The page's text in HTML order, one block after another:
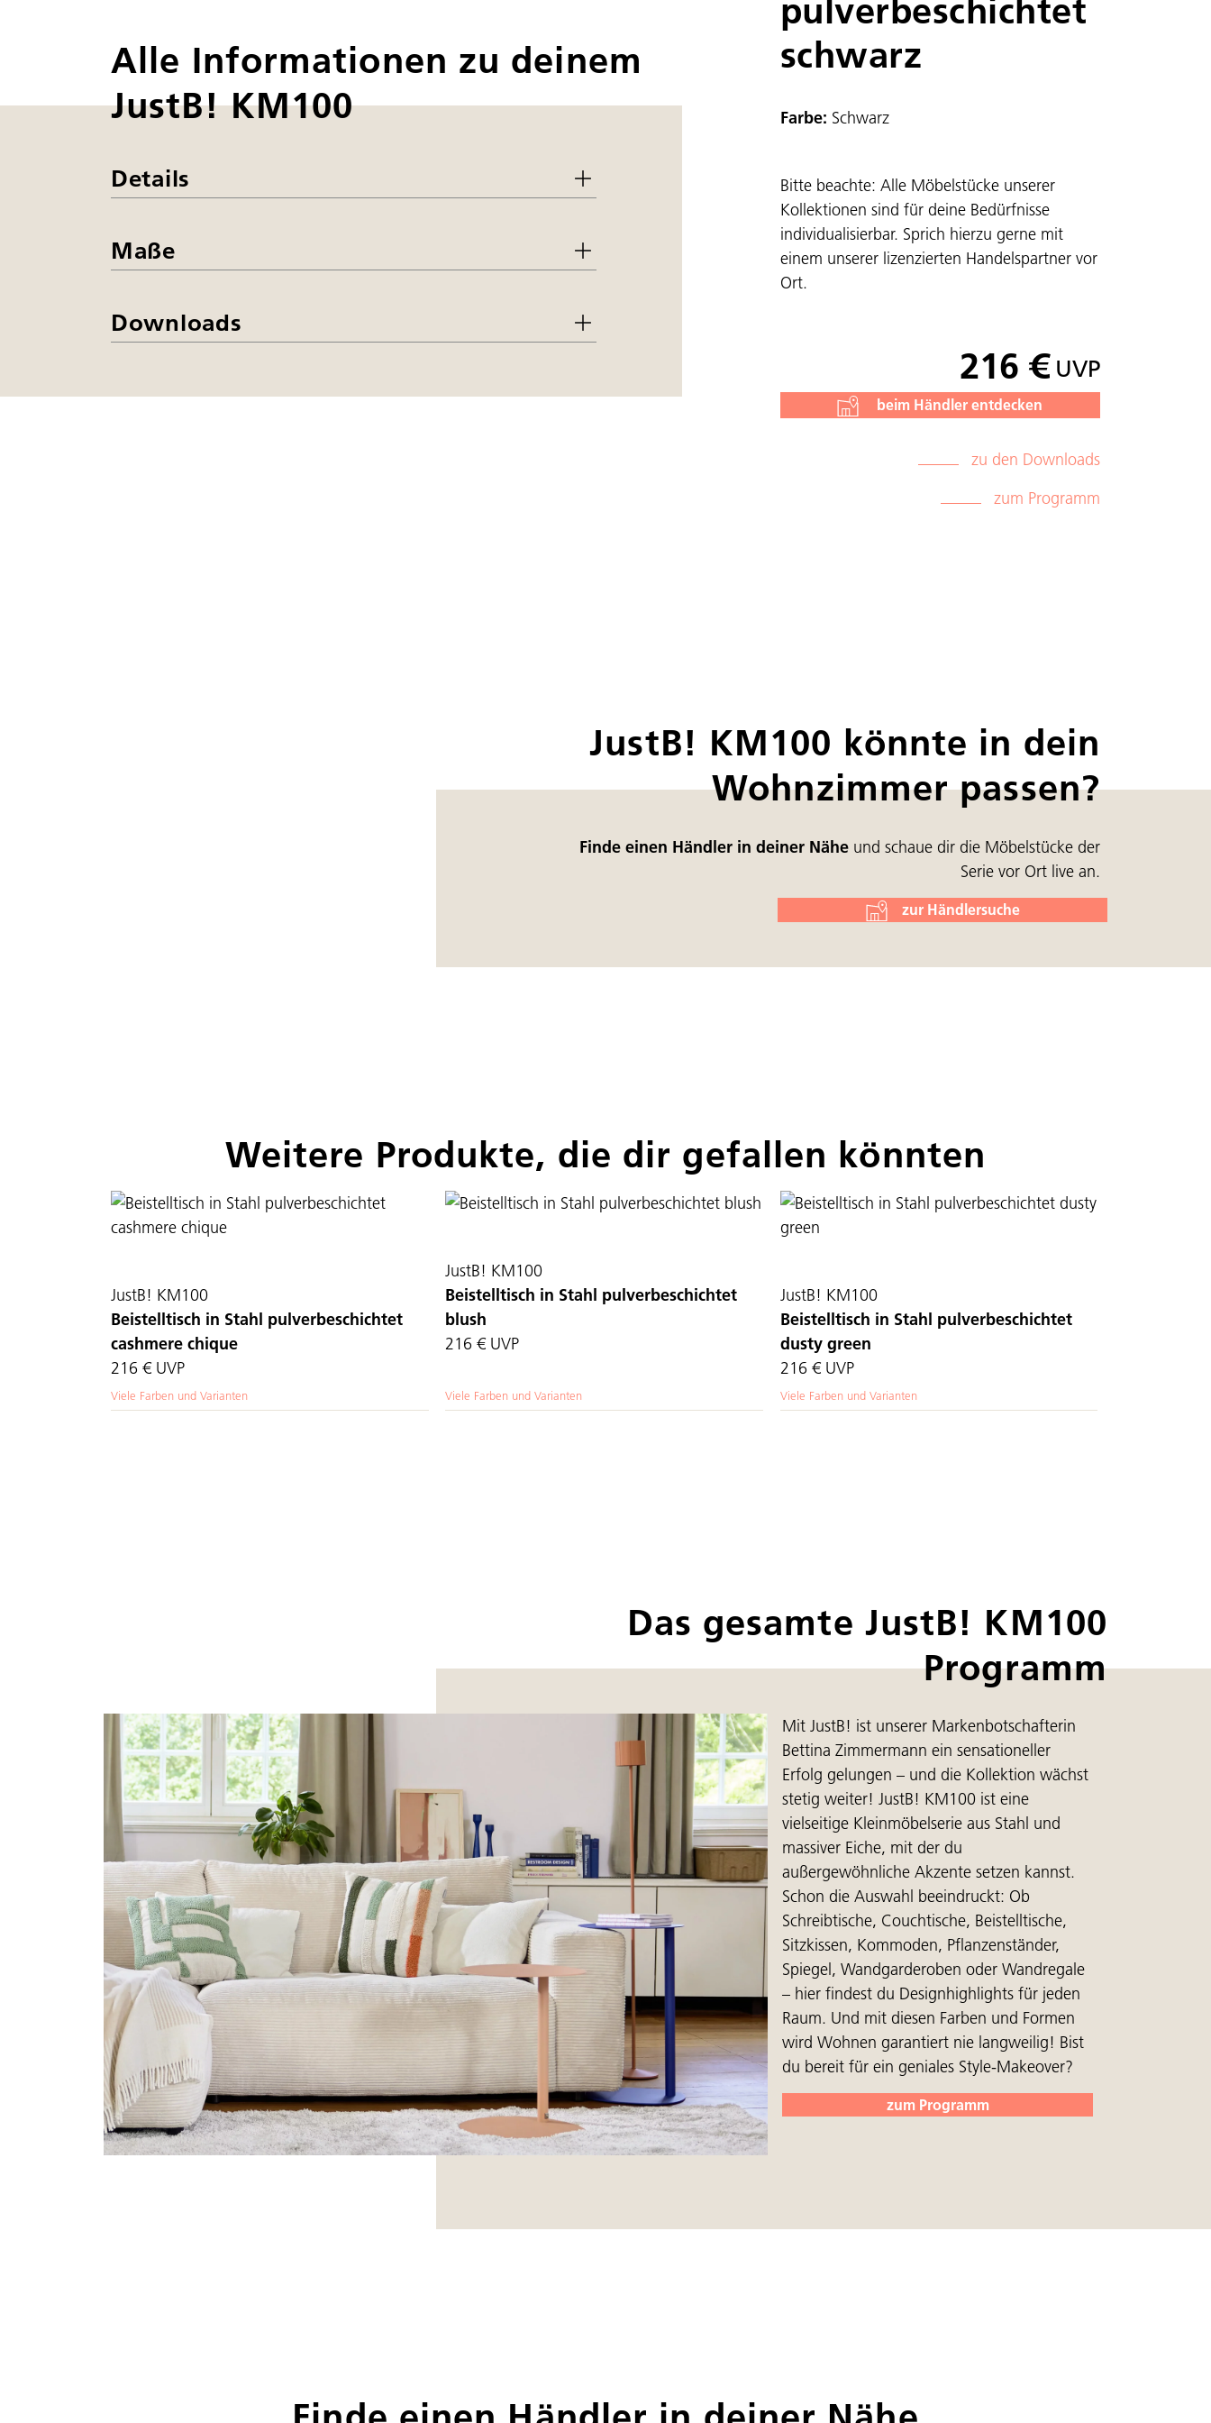
Alle Informationen zu deinem
JustB! KM100
Details
Maße
Downloads
pulverbeschichtet
schwarz
Farbe: Schwarz
Bitte beachte: Alle Möbelstücke unserer
Kollektionen sind für deine Bedürfnisse
individualisierbar. Sprich hierzu gerne mit
einem unserer lizenzierten Handelspartner vor
Ort.
216 €UVP
beim Händler entdecken
zu den Downloads
zum Programm
JustB! KM100 könnte in dein
Wohnzimmer passen?
Finde einen Händler in deiner Näheund schaue dir die Möbelstücke der
Serie vor Ort live an.
zur Händlersuche
Weitere Produkte, die dir gefallen könnten
JustB! KM100
Beistelltisch in Stahl pulverbeschichtet
cashmere chique
216 € UVP
Viele Farben und Varianten
JustB! KM100
Beistelltisch in Stahl pulverbeschichtet
blush
216 € UVP
Viele Farben und Varianten
JustB! KM100
Beistelltisch in Stahl pulverbeschichtet
dusty green
216 €UVP
Viele Farben und Varianten
Das gesamte JustB! KM100
Programm
Mit JustB! ist unserer Markenbotschafterin
Bettina Zimmermann ein sensationeller
Erfolg gelungen – und die Kollektion wächst
stetig weiter! JustB! KM100 ist eine
vielseitige Kleinmöbelserie aus Stahl und
massiver Eiche, mit der du
außergewöhnliche Akzente setzen kannst.
Schon die Auswahl beeindruckt: Ob
Schreibtische, Couchtische, Beistelltische,
Sitzkissen, Kommoden, Pflanzenständer,
Spiegel, Wandgarderoben oder Wandregale
– hier findest du Designhighlights für jeden
Raum. Und mit diesen Farben und Formen
wird Wohnen garantiert nie langweilig! Bist
du bereit für ein geniales Style-Makeover?
zum Programm